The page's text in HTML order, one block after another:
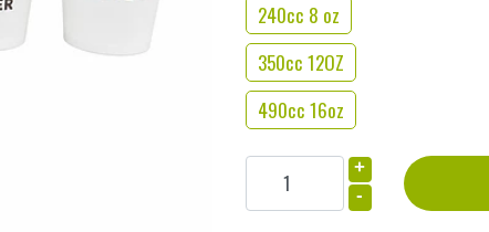
240cc 8 oz
350cc 12OZ
490cc 16oz
+
-